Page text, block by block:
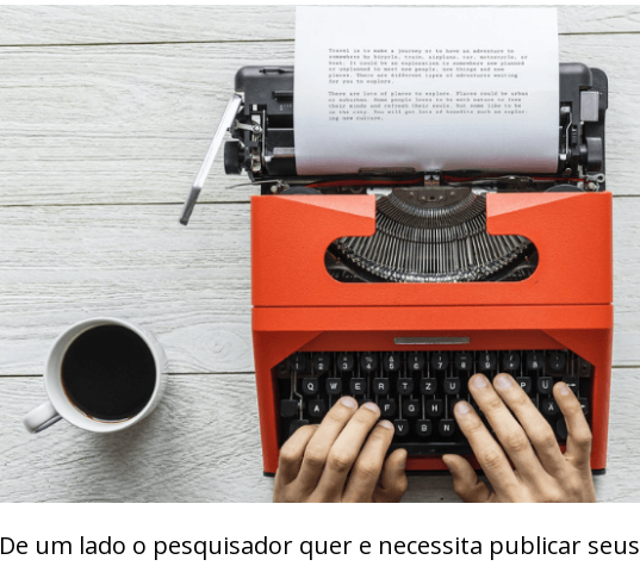
De um lado o pesquisador quer e necessita publicar